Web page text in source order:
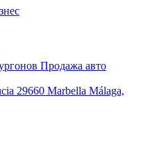
Продажа авто
29660 Marbella Málaga,